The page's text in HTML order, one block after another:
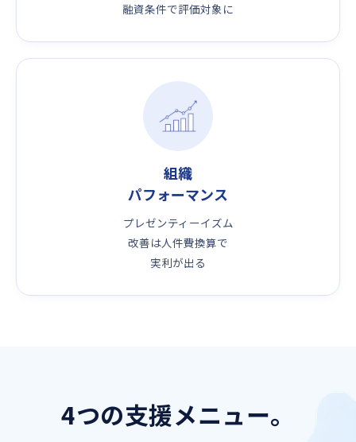
融資条件で評価対象に
組織
パフォーマンス
プレゼンティーイズム
改善は人件費換算で
実利が出る
4つの支援メニュー。